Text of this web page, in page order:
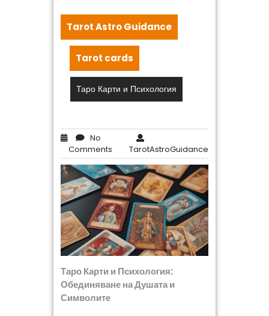
Tarot Astro Guidance
Tarot cards
Таро Карти и Психология
No
Comments
TarotAstroGuidance
Таро Карти и Психология:
Обединяване на Душата и
Символите